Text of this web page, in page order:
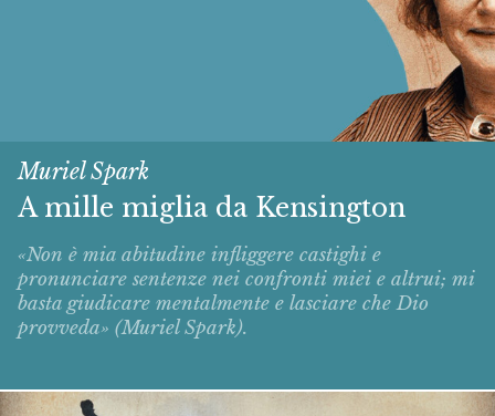
Muriel Spark
A mille miglia da Kensington
«Non è mia abitudine infliggere castighi e
pronunciare sentenze nei confronti miei e altrui; mi
basta giudicare mentalmente e lasciare che Dio
provveda» (Muriel Spark).